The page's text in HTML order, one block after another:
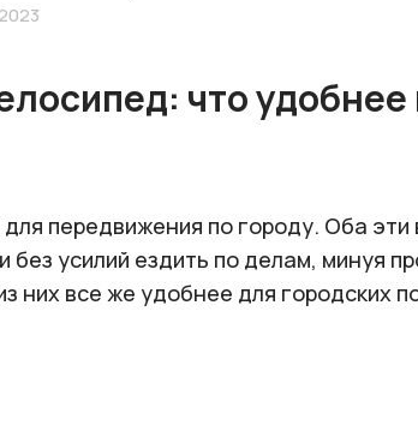
что удобнее
передвижения по городу. Оба эти
усилий ездить по делам, минуя
них все же удобнее для городских